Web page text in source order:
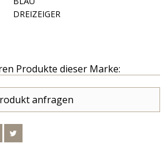
DREIZEIGER
Produkte dieser Marke:
anfragen